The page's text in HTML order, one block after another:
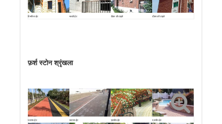
विभाजित ईंट पक्की ईंट दीवार की टाइलें दीवार की टाइलें
फ़र्श स्टोन श्रृंखला
पारगम्य ईंट पारगम्य ईंट प्राचीन ईंट प्राचीन ईंट